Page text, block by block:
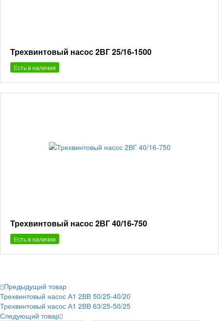
Трехвинтовый насос 2ВГ 25/16-1500
Есть в наличии
Трехвинтовый насос 2ВГ 40/16-750
Есть в наличии
Предыдущий товар
Трехвинтовый насос А1 2ВВ 50/25-40/20
Трехвинтовый насос А1 2ВВ 63/25-50/25
Следующий товар